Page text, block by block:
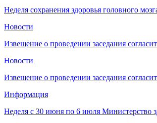
Неделя сохранения здоровья головного
Новости
Извещение о проведении заседания
Новости
Извещение о проведении заседания
Информация
Неделя с 30 июня по 6 июля Министерство